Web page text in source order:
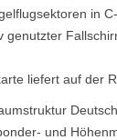
in
genutzter
liefert auf der
und